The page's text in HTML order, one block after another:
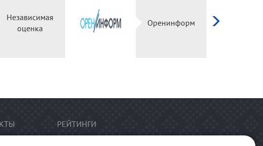
Независимая
оценка
Оренинформ
РЕЙТИНГИ